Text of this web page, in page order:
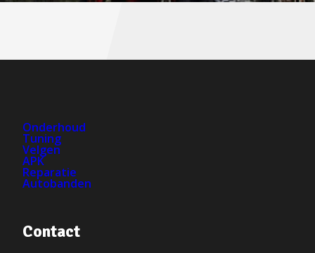
Onderhoud
Tuning
Velgen
APK
Reparatie
Autobanden
Contact